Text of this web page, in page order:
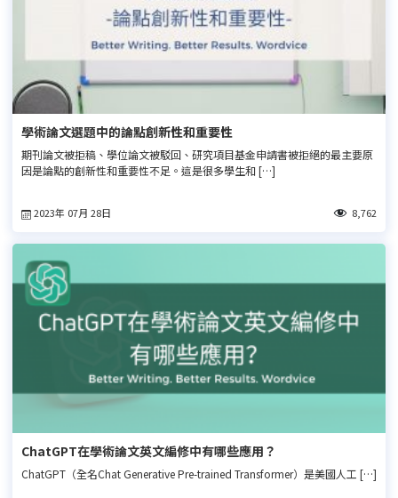
學術論文選題中的論點創新性和重要性
期刊論文被拒稿、學位論文被駁回、研究項目基金申請書被拒絕的最主要原
因是論點的創新性和重要性不足。這是很多學生和 […]
2023年 07月 28日 8,762
ChatGPT在學術論文英文編修中有哪些應用？
ChatGPT（全名Chat Generative Pre-trained Transformer）是美國人工 […]